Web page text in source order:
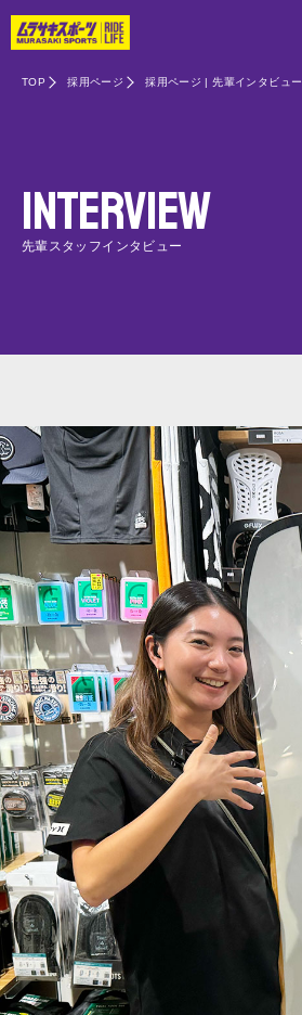
TOP 採用ページ 採用ページ | 先輩インタビュー
INTERVIEW
先輩スタッフインタビュー